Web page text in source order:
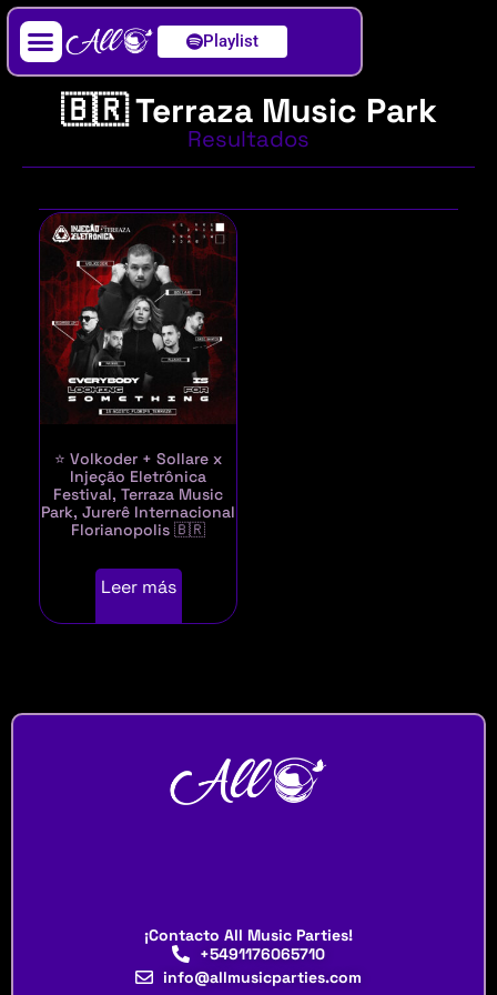
Playlist
🇧🇷 Terraza Music Park
Resultados
⭐ Volkoder + Sollare x
Injeção Eletrônica
Festival, Terraza Music
Park, Jurerê Internacional
Florianopolis 🇧🇷
Leer más
¡Contacto All Music Parties!
+5491176065710
info@allmusicparties.com